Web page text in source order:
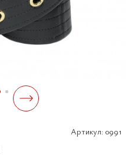
Артикул: 0991